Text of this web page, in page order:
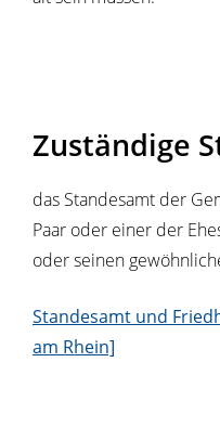
Zuständige
das Standesamt der
Paar oder einer der
oder seinen
Standesamt und
am Rhein]